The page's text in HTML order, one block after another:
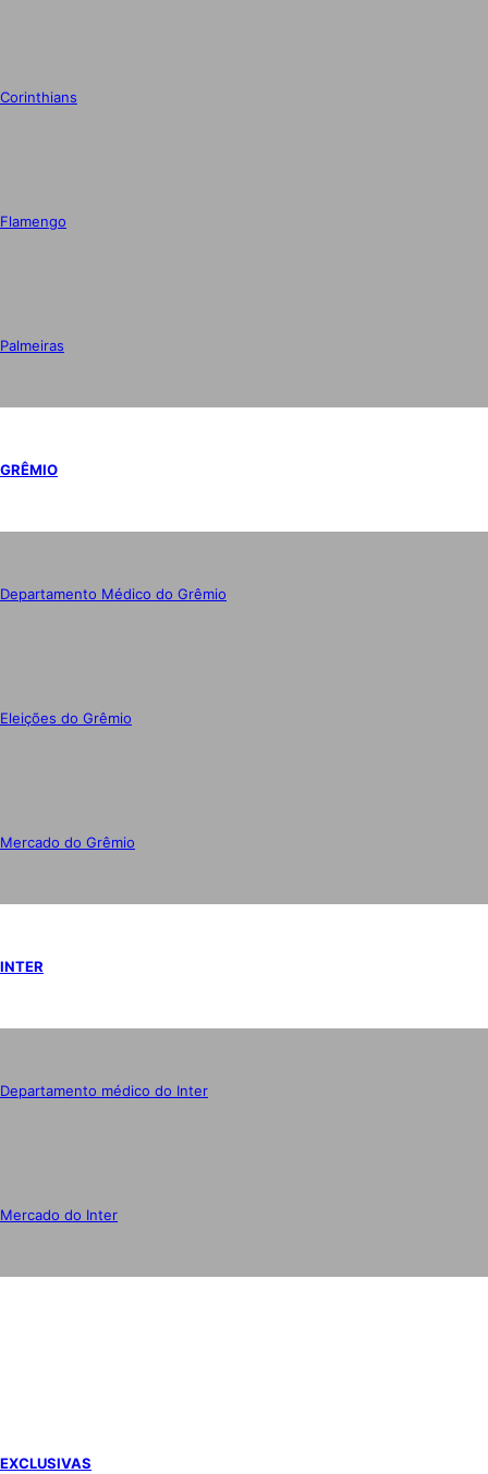
Corinthians
Flamengo
Palmeiras
GRÊMIO
Departamento Médico do Grêmio
Eleições do Grêmio
Mercado do Grêmio
INTER
Departamento médico do Inter
Mercado do Inter
EXCLUSIVAS